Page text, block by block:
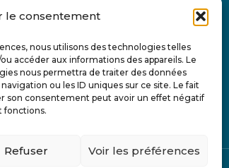
le consentement
nous utilisons des technologies telles
accéder aux informations des appareils. Le
nous permettra de traiter des données
ou les ID uniques sur ce site. Le fait
son consentement peut avoir un effet négatif
fonctions.
Refuser Voir les préférences
sociaux pour tout
de AFC Gouin.